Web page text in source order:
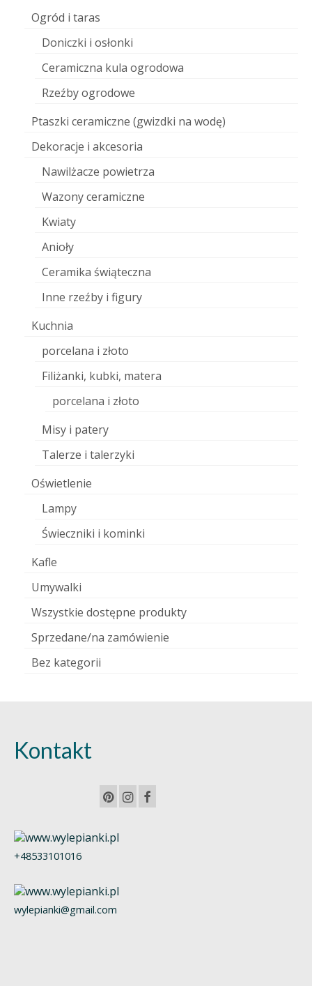
Ogród i taras
Doniczki i osłonki
Ceramiczna kula ogrodowa
Rzeźby ogrodowe
Ptaszki ceramiczne (gwizdki na wodę)
Dekoracje i akcesoria
Nawilżacze powietrza
Wazony ceramiczne
Kwiaty
Anioły
Ceramika świąteczna
Inne rzeźby i figury
Kuchnia
porcelana i złoto
Filiżanki, kubki, matera
porcelana i złoto
Misy i patery
Talerze i talerzyki
Oświetlenie
Lampy
Świeczniki i kominki
Kafle
Umywalki
Wszystkie dostępne produkty
Sprzedane/na zamówienie
Bez kategorii
Kontakt
+48533101016
wylepianki@gmail.com